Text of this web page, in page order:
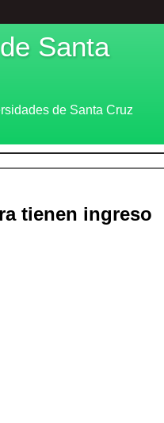
Santa
de Santa Cruz
tienen ingreso